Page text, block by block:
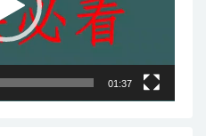
01:37